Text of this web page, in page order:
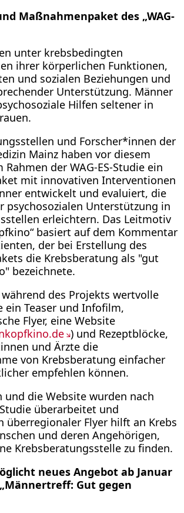
Maßnahmenpaket des „WAG-
unter krebsbedingten
ihrer körperlichen Funktionen,
und sozialen Beziehungen und
Unterstützung. Männer
Hilfen seltener in
und Forscher*innen der
Mainz haben vor diesem
der WAG-ES-Studie ein
mit innovativen Interventionen
entwickelt und evaluiert, die
psychosozialen Unterstützung in
erleichtern. Das Leitmotiv
basiert auf dem Kommentar
der bei Erstellung des
die Krebsberatung als "gut
bezeichnete.
des Projekts wertvolle
ein Teaser und Infofilm,
Flyer, eine Website
) und Rezeptblöcke,
und Ärzte die
von Krebsberatung einfacher
empfehlen können.
und die Website wurden nach
überarbeitet und
überregionaler Flyer hilft an Krebs
und deren Angehörigen,
Krebsberatungsstelle zu finden.
neues Angebot ab Januar
Gut gegen